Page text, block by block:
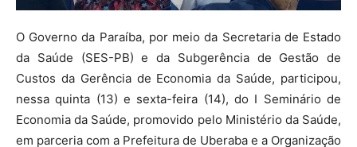
O Governo da Paraíba, por meio da Secretaria de Estado
da Saúde (SES-PB) e da Subgerência de Gestão de
Custos da Gerência de Economia da Saúde, participou,
nessa quinta (13) e sexta-feira (14), do I Seminário de
Economia da Saúde, promovido pelo Ministério da Saúde,
em parceria com a Prefeitura de Uberaba e a Organização